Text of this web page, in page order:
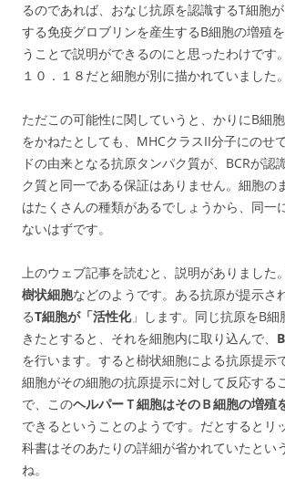
るのであれば、おなじ抗原を認識するT細胞
する免疫グロブリンを産生するB細胞の増殖
うことで説明ができるのにと思ったわけです
１０．１８だと細胞が別に描かれていました。
ただこの可能性に関していうと、かりにB細
をかねたとしても、MHCクラスII分子にのせ
ドの由来となる抗原タンパク質が、BCRが認
ク質と同一である保証はありません。細胞の
はたくさんの種類があるでしょうから、同一
ないはずです。
上のウェブ記事を読むと、説明がありました。
樹状細胞などのようです。ある抗原が提示さ
るT細胞が「活性化」します。同じ抗原をB細
きたとすると、それを細胞内に取り込んで、
を行います。すると樹状細胞による抗原提示
細胞がその細胞の抗原提示に対して反応する
で、このヘルパーＴ細胞はそのＢ細胞の増殖
できるということのようです。だとするとリ
科書はそのあたりの詳細が省かれていたとい
ね。